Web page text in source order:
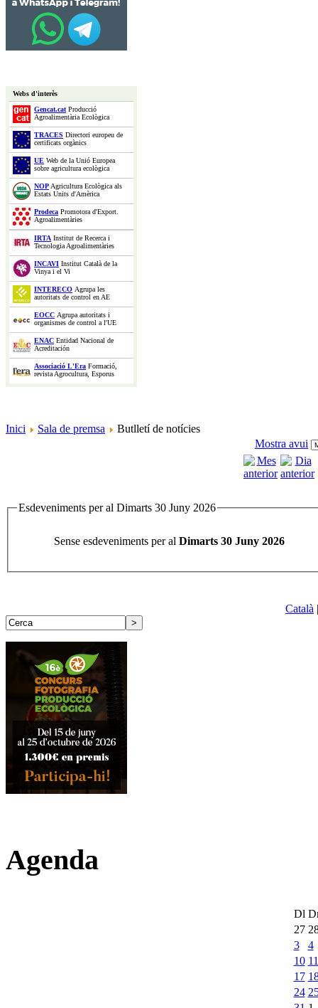
Webs d'interès
Gencat.catProducció
Agroalimentària Ecològica
TRACES Directori europeu de
certificats orgànics
UE Web de la Unió Europea
sobre agricultura ecològica
NOPAgricultura Ecològica als
Estats Units d'Amèrica
Prodeca Promotora d'Export.
Agroalimentàries
IRTA Institut de Recerca i
Tecnologia Agroalimentàries
INCAVI Institut Català de la
Vinya i el Vi
INTERECO Agrupa les
autoritats de control en AE
EOCC Agrupa autoritats i
organismes de control a l'UE
ENAC Entidad Nacional de
Acreditación
Associació L'Era Formació,
revista Agrocultura, Esporus
Inici Sala de premsa
Butlletí de notícies
Mostra avui
Esdeveniments per al Dimarts 30 Juny 2026
Sense esdeveniments per al Dimarts 30 Juny 2026
Català
Agenda
Dl
27
3
4
10 11
17
24